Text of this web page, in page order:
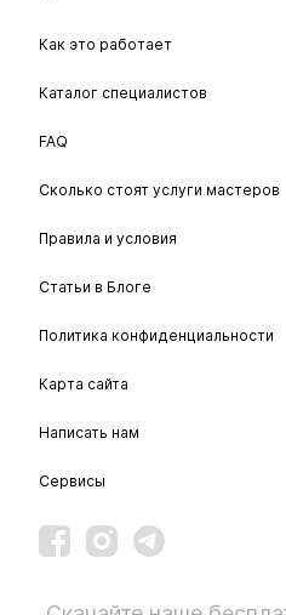
Как это работает
Каталог специалистов
FAQ
Сколько стоят услуги мастеров
Правила и условия
Статьи в Блоге
Политика конфиденциальности
Карта сайта
Написать нам
Сервисы